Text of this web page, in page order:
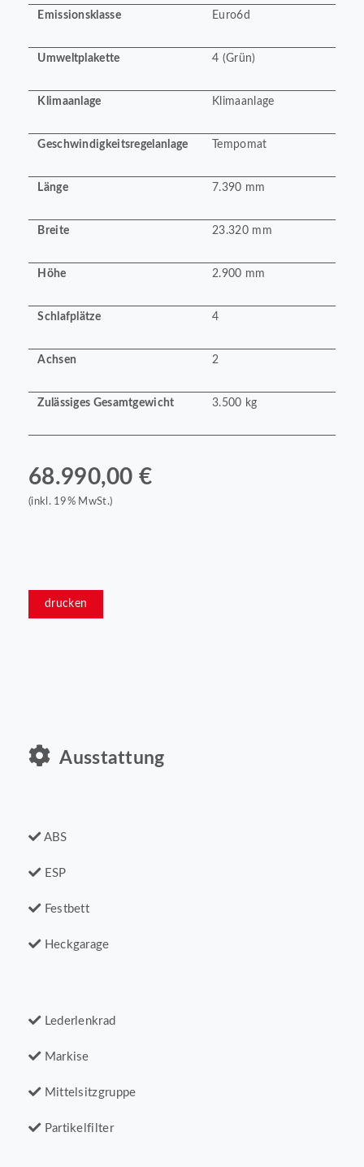
Emissionsklasse Euro6d
Umweltplakette 4 (Grün)
Klimaanlage Klimaanlage
Geschwindigkeitsregelanlage Tempomat
Länge 7.390 mm
Breite 23.320 mm
Höhe 2.900 mm
Schlafplätze 4
Achsen 2
Zulässiges Gesamtgewicht 3.500 kg
68.990,00 €
(inkl. 19% MwSt.)
drucken
Ausstattung
ABS
ESP
Festbett
Heckgarage
Lederlenkrad
Markise
Mittelsitzgruppe
Partikelfilter